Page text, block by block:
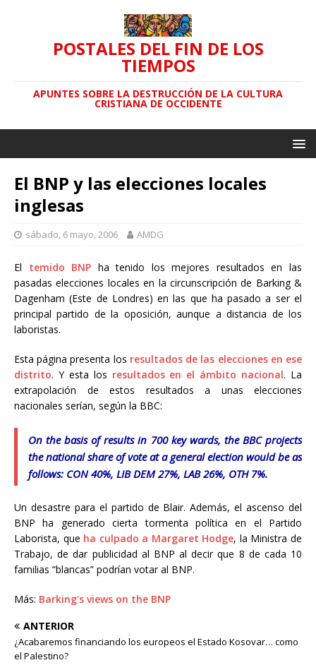
POSTALES DEL FIN DE LOS
TIEMPOS
APUNTES SOBRE LA DESTRUCCIÓN DE LA CULTURA
CRISTIANA DE OCCIDENTE
El BNP y las elecciones locales
inglesas
sábado, 6 mayo, 2006 AMDG
El temido BNP ha tenido los mejores resultados en las
pasadas elecciones locales en la circunscripción de Barking &
Dagenham (Este de Londres) en las que ha pasado a ser el
principal partido de la oposición, aunque a distancia de los
laboristas.
Esta página presenta los resultados de las elecciones en ese
distrito. Y esta los resultados en el ámbito nacional. La
extrapolación de estos resultados a unas elecciones
nacionales serían, según la BBC:
On the basis of results in 700 key wards, the BBC projects
the national share of vote at a general election would be as
follows: CON 40%, LIB DEM 27%, LAB 26%, OTH 7%.
Un desastre para el partido de Blair. Además, el ascenso del
BNP ha generado cierta tormenta política en el Partido
Laborista, que ha culpado a Margaret Hodge, la Ministra de
Trabajo, de dar publicidad al BNP al decir que 8 de cada 10
familias “blancas” podrían votar al BNP.
Más: Barking's views on the BNP
ANTERIOR
¿Acabaremos financiando los europeos el Estado Kosovar… como
el Palestino?